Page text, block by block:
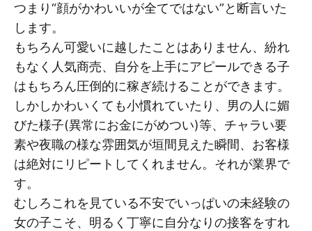
つまり“顔がかわいいが全てではない”と断言いた
します。
もちろん可愛いに越したことはありません、紛れ
もなく人気商売、自分を上手にアピールできる子
はもちろん圧倒的に稼ぎ続けることができます。
しかしかわいくても小慣れていたり、男の人に媚
びた様子(異常にお金にがめつい)等、チャラい要
素や夜職の様な雰囲気が垣間見えた瞬間、お客様
は絶対にリピートしてくれません。それが業界で
す。
むしろこれを見ている不安でいっぱいの未経験の
女の子こそ、明るく丁寧に自分なりの接客をすれ